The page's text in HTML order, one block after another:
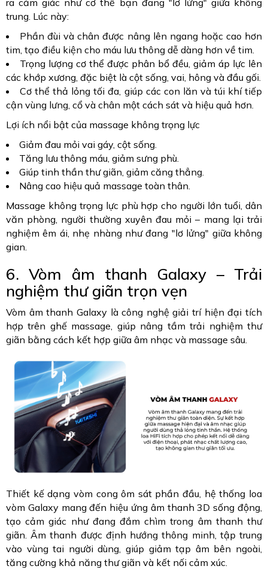
ra cảm giác như cơ thể bạn đang "lơ lửng" giữa không
trung. Lúc này:
Phần đùi và chân được nâng lên ngang hoặc cao hơn
tim, tạo điều kiện cho máu lưu thông dễ dàng hơn về tim.
Trọng lượng cơ thể được phân bổ đều, giảm áp lực lên
các khớp xương, đặc biệt là cột sống, vai, hông và đầu gối.
Cơ thể thả lỏng tối đa, giúp các con lăn và túi khí tiếp
cận vùng lưng, cổ và chân một cách sát và hiệu quả hơn.
Lợi ích nổi bật của massage không trọng lực
Giảm đau mỏi vai gáy, cột sống.
Tăng lưu thông máu, giảm sưng phù.
Giúp tinh thần thư giãn, giảm căng thẳng.
Nâng cao hiệu quả massage toàn thân.
Massage không trọng lực phù hợp cho người lớn tuổi, dân
văn phòng, người thường xuyên đau mỏi – mang lại trải
nghiệm êm ái, nhẹ nhàng như đang "lơ lửng" giữa không
gian.
6. Vòm âm thanh Galaxy – Trải
nghiệm thư giãn trọn vẹn
Vòm âm thanh Galaxy là công nghệ giải trí hiện đại tích
hợp trên ghế massage, giúp nâng tầm trải nghiệm thư
giãn bằng cách kết hợp giữa âm nhạc và massage sâu.
Thiết kế dạng vòm cong ôm sát phần đầu, hệ thống loa
vòm Galaxy mang đến hiệu ứng âm thanh 3D sống động,
tạo cảm giác như đang đắm chìm trong âm thanh thư
giãn. Âm thanh được định hướng thông minh, tập trung
vào vùng tai người dùng, giúp giảm tạp âm bên ngoài,
tăng cường khả năng thư giãn và kết nối cảm xúc.